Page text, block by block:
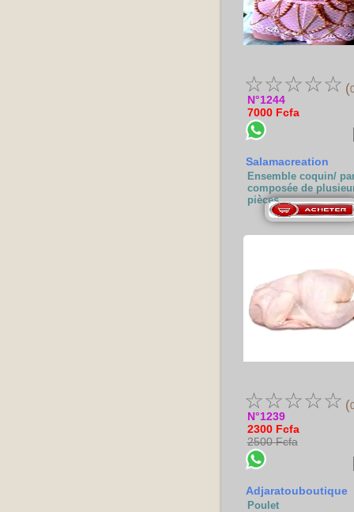
☆☆☆☆☆ (
N°1244
7000 Fcfa
Salamacreation
Ensemble coquin/
composée de
pièces
☆☆☆☆☆ (
N°1239
2300 Fcfa
2500 Fcfa
Adjaratouboutique
Poulet